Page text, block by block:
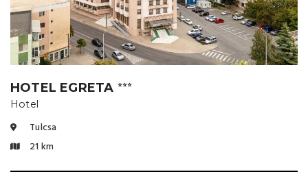
HOTEL EGRETA ⭐⭐⭐
Hotel
Tulcsa
21 km